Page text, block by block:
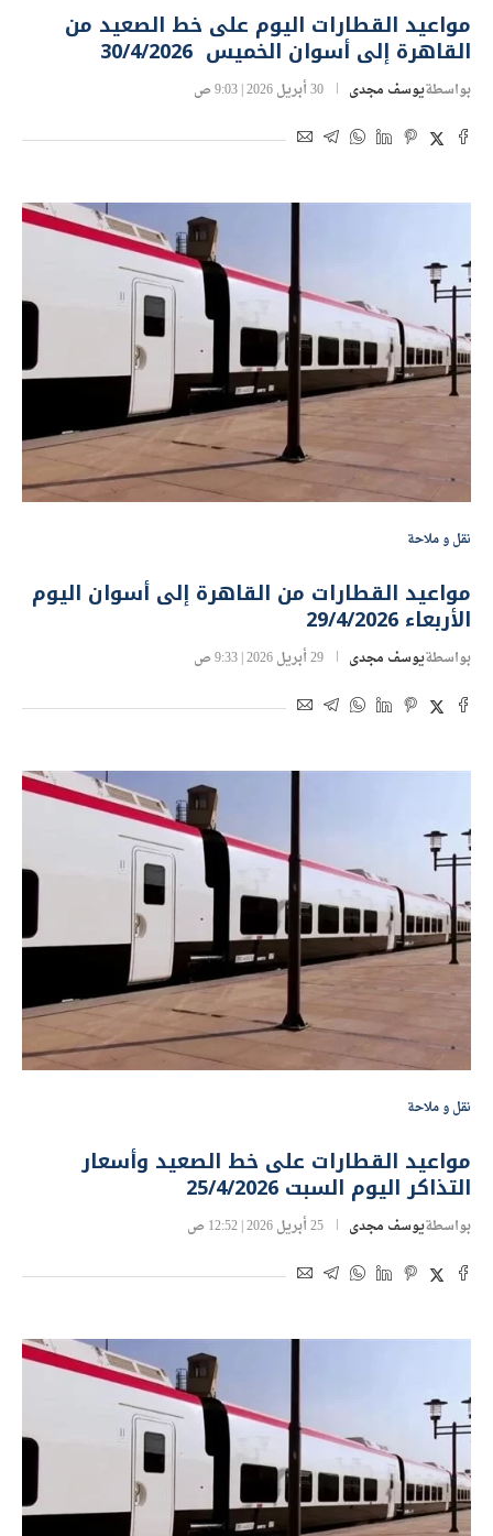
مواعيد القطارات اليوم على خط الصعيد من
القاهرة إلى أسوان الخميس 30/4/2026
بواسطةيوسف مجدى 30 أبريل 2026 | 9:03 ص
نقل و ملاحة
مواعيد القطارات من القاهرة إلى أسوان اليوم
الأربعاء 29/4/2026
بواسطةيوسف مجدى 29 أبريل 2026 | 9:33 ص
نقل و ملاحة
مواعيد القطارات على خط الصعيد وأسعار
التذاكر اليوم السبت 25/4/2026
بواسطةيوسف مجدى 25 أبريل 2026 | 12:52 ص